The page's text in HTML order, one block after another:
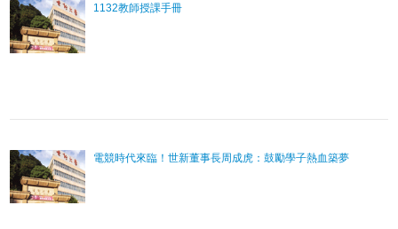
1132教師授課手冊
電競時代來臨！世新董事長周成虎：鼓勵學子熱血築夢